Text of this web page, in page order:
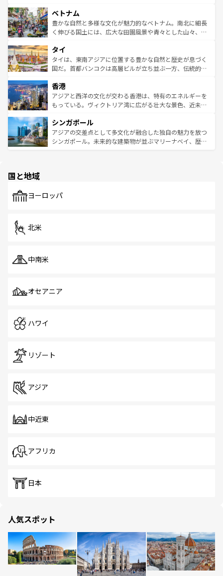
参照してほしい。
容にもいいと評判のスイーツなど、バラエティ豊かな料理
が味わえる。 なお、新着の台湾情報は コンテンツ一覧を参
照してほしい。
き、地方に足を延ばせば四季折々の自然美を楽しむことが
できる。そして、キムチや焼肉、絶品のストリートフード
まで、さまざまな韓国料理が待っている。夜には、韓国な
リティに包まれながら、韓国の多彩な魅力を心ゆくまで味
わってみてほしい。 なお、新着の韓国情報はコンテンツ一
覧を参照してほしい。
ベトナム
豊かな自然と多様な文化が魅力的なベトナム。南北に細長
く伸びる国土には、広大な田園風景や青々とした山々、世
急速な発展と共に伝統が息づく。ハノイの古い町並みやホ
ーチミン市のフランス統治時代の建物も、独特の雰囲気を
醸し出している。また、バラエティの豊かさとおいしさで
とつ。フォーやバインミー、ベトナムコーヒーなどは、ぜ
ひ現地で味わいたい。どの地域を訪れてもあたたかい人々
が旅行者を迎えてくれるので、きっと忘れられない旅にな
参照してほしい。
タイ
タイは、東南アジアに位置する豊かな自然と歴史が息づく
国だ。首都バンコクは高層ビルが立ち並ぶ一方、伝統的な
の活気が交差している。北部ではチェンマイなどの山岳地
帯で自然と触れ合い、南部ではプーケットやクラビの美し
いビーチでリゾート気分を楽しむことができる。タイ料理
激する。気候は一年中温暖で、どの季節にも異なる楽しみ
が待っている。親しみやすいタイの人々、仏教を中心とし
た文化、そして多様な観光資源が、訪れる旅人を魅了し続
香港
アジアと西洋の文化が交わる香港は、特有のエネルギーを
もっている。ヴィクトリア湾に広がる壮大な景色、近未来
み、どこを訪れても感動するはず。観光スポットが密集し
ており、効率よく見どころを回れるのも魅力。息をのむよ
うな絶景から文化的な体験まで、香港を存分に楽しみ尽く
シンガポール
アジアの交差点として多文化が融合した独自の魅力を放つ
シンガポール。未来的な建築物が並ぶマリーナベイ、歴史
で、ホーカーズは地元の風情を楽しめる外せないスポット
国と地域
ヨーロッパ
北米
中南米
オセアニア
ハワイ
リゾート
アジア
中近東
アフリカ
日本
人気スポット